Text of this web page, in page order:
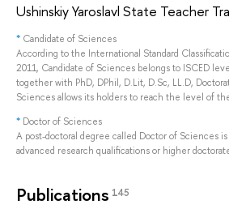
Ushinskiy Yaroslavl State Teacher
* Candidate of Sciences
According to the International Standard
2011, Candidate of Sciences belongs to ISCED
together with PhD, DPhil, D.Lit, D.Sc, LL.D,
Sciences allows its holders to reach the level of
* Doctor of Sciences
A post-doctoral degree called Doctor of Sciences
advanced research qualifications or higher
Publications 145